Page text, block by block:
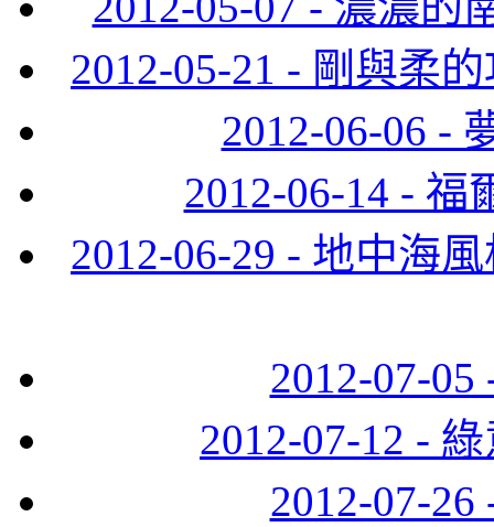
2012-05-21 - 剛與柔
2012-06-06 -
2012-06-14 -
2012-06-29 - 地中海
2012-07-
2012-07-12 -
2012-07-